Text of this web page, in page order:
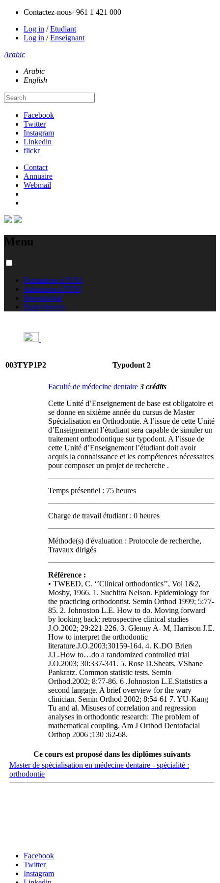
Contactez-nous+961 1 421 000
Log in /Etudiant
Log in /Enseignant
Arabic
Arabic
English
Facebook
Twitter
Instagram
Linkedin
flickr
Contact
Annuaire
Webmail
Menu
Formations à l'USJ
Admission à l'USJ
International
Équivalences
003TYP1P2 Typodont 2
Faculté de médecine dentaire 3 crédits
Cette Unité d’Enseignement de base est obligatoire et
se donne en sixième année du cursus de Master
Spécialisation en Orthodontie. A l’issue de cette Unité
d’Enseignement l’étudiant sera capable de simuler un
traitement orthodontique sur typodont. A l’issue de
cette Unité d’Enseignement l’étudiant doit avoir
acquis la connaissance et les compétences nécessaires
pour composer un projet de recherche .
Temps présentiel : 75 heures
Charge de travail étudiant : 0 heures
Méthode(s) d'évaluation : Protocole de recherche,
Travaux dirigés
Référence :
• TWEED, C. ‘’Clinical orthodontics’’, Vol 1&2,
Mosby, 1966. 1. Suchitra Nelson. Epidemiology for
the practicing orthodontist. Semin Orthod 1999; 5:77-
85. 2. Johnoston L.E. How to do. Moving forward
by looking back: retrospective clinical studies
J.O.2002; 29:221-226. 3. Glenny A- M, Harrison J.E.
How to interpret the orthodontic
literature.J.O.2003;30159-164. 4. K.DO Brien
J.L.How to…do a randomized controlled trial
J.O.2003; 30:337-341. 5. Rose D.Sheats, VShane
Pankratz. Common statistic tests. Semin
Orthod.2002; 8:77-86. 6 .Johnoston L.E.Statistics a
second langage. A brief overview for the wary
clinician. Semin Orthod 2002; 8:54-61 7. YU-Kang
Tu and al. Misuses of correlation and regression
analyses in orthodontic research: The problem of
mathematical coupling. Am J Orthod Dentofacial
Orthop 2006 ;130 :62-68.
Ce cours est proposé dans les diplômes suivants
Master de spécialisation en médecine dentaire - spécialité :
orthodontie
Facebook
Twitter
Instagram